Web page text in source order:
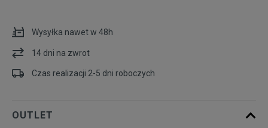
L
Wysyłka nawet w 48h
14 dni na zwrot
Czas realizacji 2-5 dni roboczych
OUTLET